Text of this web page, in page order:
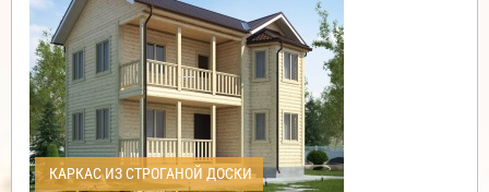
КАРКАС ИЗ СТРОГАНОЙ ДОСКИ